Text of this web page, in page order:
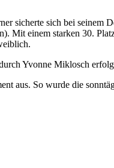
sicherte sich bei
Mit einem starken 30.
Yvonne Miklosch
aus. So wurde die